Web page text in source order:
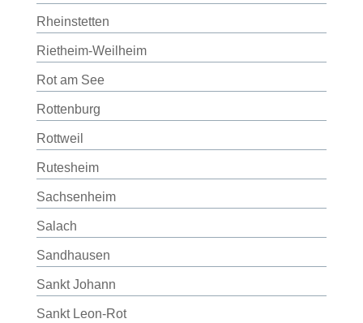
Rheinstetten
Rietheim-Weilheim
Rot am See
Rottenburg
Rottweil
Rutesheim
Sachsenheim
Salach
Sandhausen
Sankt Johann
Sankt Leon-Rot